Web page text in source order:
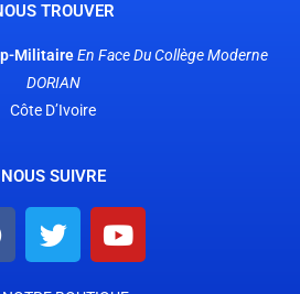
TROUVER
MilitaireEn FaceDu Collège Moderne
DORIAN
Côte D’Ivoire
NOUS SUIVRE